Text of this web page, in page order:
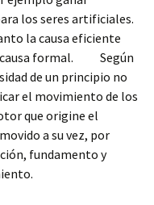
los seres artificiales.
la causa eficiente
causa formal. Según
de un principio no
el movimiento de los
que origine el
a su vez, por
fundamento y